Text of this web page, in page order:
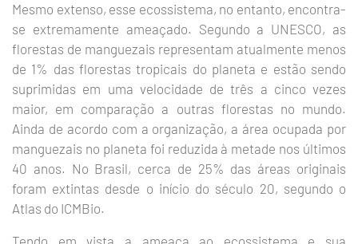
Mesmo extenso, esse ecossistema, no entanto, encontra-
se extremamente ameaçado. Segundo a UNESCO, as
florestas de manguezais representam atualmente menos
de 1% das florestas tropicais do planeta e estão sendo
suprimidas em uma velocidade de três a cinco vezes
maior, em comparação a outras florestas no mundo.
Ainda de acordo com a organização, a área ocupada por
manguezais no planeta foi reduzida à metade nos últimos
40 anos. No Brasil, cerca de 25% das áreas originais
foram extintas desde o início do século 20, segundo o
Atlas do ICMBio.
Tendo em vista a ameaça ao ecossistema e sua